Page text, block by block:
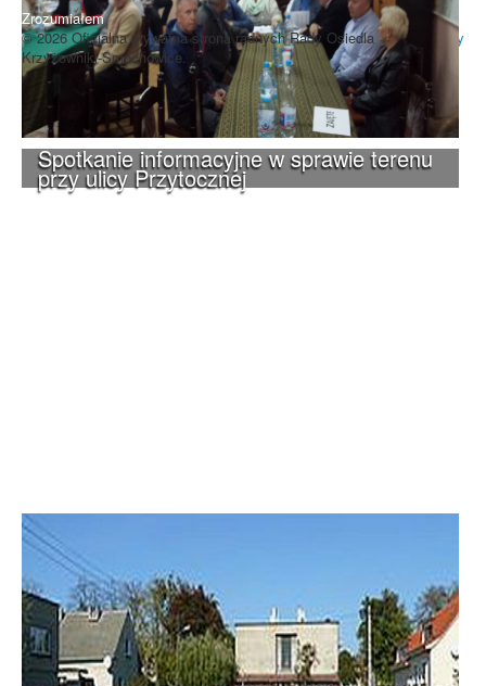
Spotkanie informacyjne w sprawie terenu
przy ulicy Przytocznej
Zrozumiałem
Do góry
© 2026 Oficjalna prywatna strona radnych Rady Osiedla
Krzyżowniki-Smochowice.